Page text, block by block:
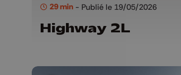
29 min - Publié le 19/05/2026
Highway 2L